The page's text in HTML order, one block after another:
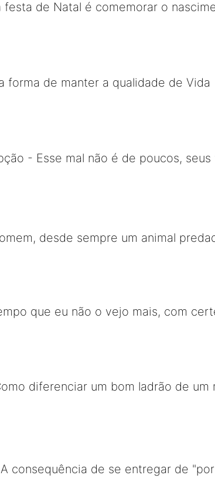
de Natal é comemorar o
forma de manter a qualidade de Vida
- Esse mal não é de poucos,
desde sempre um animal
que eu não o vejo mais, com
diferenciar um bom ladrão de
consequência de se entregar de